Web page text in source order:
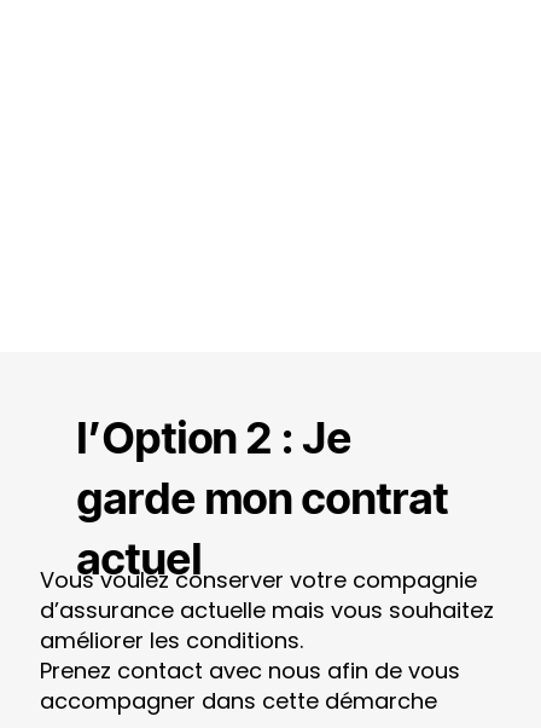
l’Option 2 : Je
garde mon contrat
actuel
Vous voulez conserver votre compagnie
d’assurance actuelle mais vous souhaitez
améliorer les conditions.
Prenez contact avec nous afin de vous
accompagner dans cette démarche